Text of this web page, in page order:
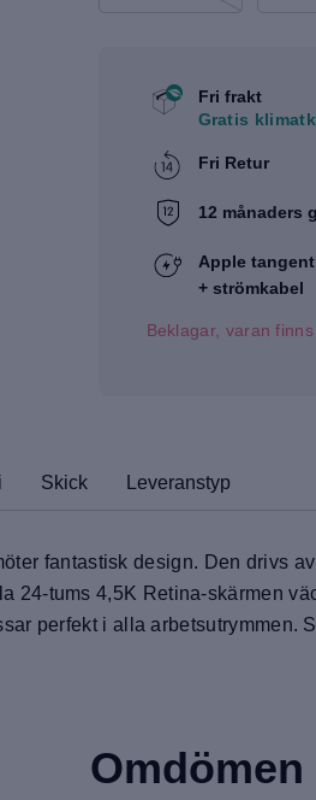
Fri frakt
Gratis
Fri Retur
12 månaders
Apple
+ strömkabel
Beklagar, varan
Skick Leveranstyp
fantastisk design. Den drivs
24-tums 4,5K Retina-skärmen
perfekt i alla arbetsutrymmen.
Omdömen